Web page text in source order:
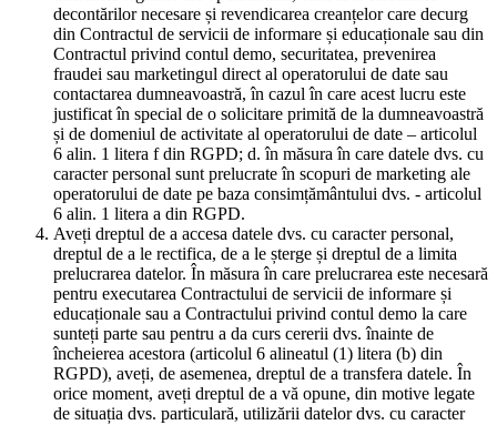
decontărilor necesare și revendicarea creanțelor care decurg
din Contractul de servicii de informare și educaționale sau din
Contractul privind contul demo, securitatea, prevenirea
fraudei sau marketingul direct al operatorului de date sau
contactarea dumneavoastră, în cazul în care acest lucru este
justificat în special de o solicitare primită de la dumneavoastră
și de domeniul de activitate al operatorului de date – articolul
6 alin. 1 litera f din RGPD; d. în măsura în care datele dvs. cu
caracter personal sunt prelucrate în scopuri de marketing ale
operatorului de date pe baza consimțământului dvs. - articolul
6 alin. 1 litera a din RGPD.
Aveți dreptul de a accesa datele dvs. cu caracter personal,
dreptul de a le rectifica, de a le șterge și dreptul de a limita
prelucrarea datelor. În măsura în care prelucrarea este necesară
pentru executarea Contractului de servicii de informare și
educaționale sau a Contractului privind contul demo la care
sunteți parte sau pentru a da curs cererii dvs. înainte de
încheierea acestora (articolul 6 alineatul (1) litera (b) din
RGPD), aveți, de asemenea, dreptul de a transfera datele. În
orice moment, aveți dreptul de a vă opune, din motive legate
de situația dvs. particulară, utilizării datelor dvs. cu caracter